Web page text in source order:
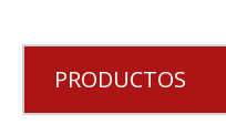
PRODUCTOS